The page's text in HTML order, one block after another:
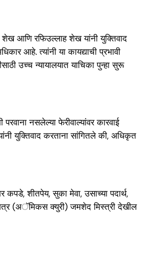
शेख आणि रफिउल्लाह शेख यांनी युक्तिवाद
आहे. त्यांनी या कायद्याची प्रभावी
उच्च न्यायालयात याचिका पुन्हा सुरू
नसलेल्या फेरीवाल्यांवर कारवाई
युक्तिवाद करताना सांगितले की, अधिकृत
कपडे, शीतपेय, सुका मेवा, उसाच्या पदार्थ,
मित्र (अॅमिकस क्युरी) जमशेद मिस्त्री देखील